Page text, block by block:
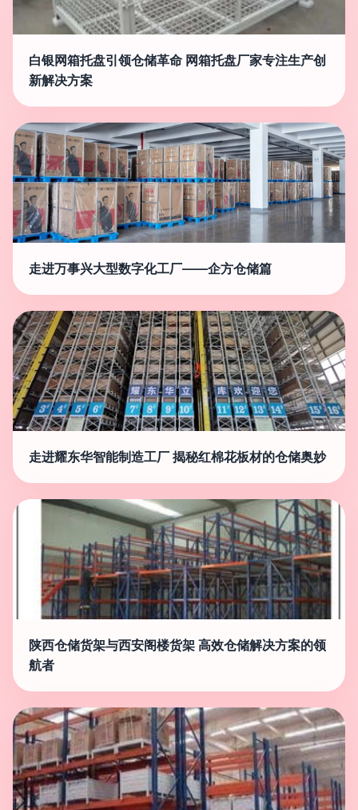
白银网箱托盘引领仓储革命 网箱托盘厂家专注生产创
新解决方案
走进万事兴大型数字化工厂——企方仓储篇
走进耀东华智能制造工厂 揭秘红棉花板材的仓储奥妙
陕西仓储货架与西安阁楼货架 高效仓储解决方案的领
航者